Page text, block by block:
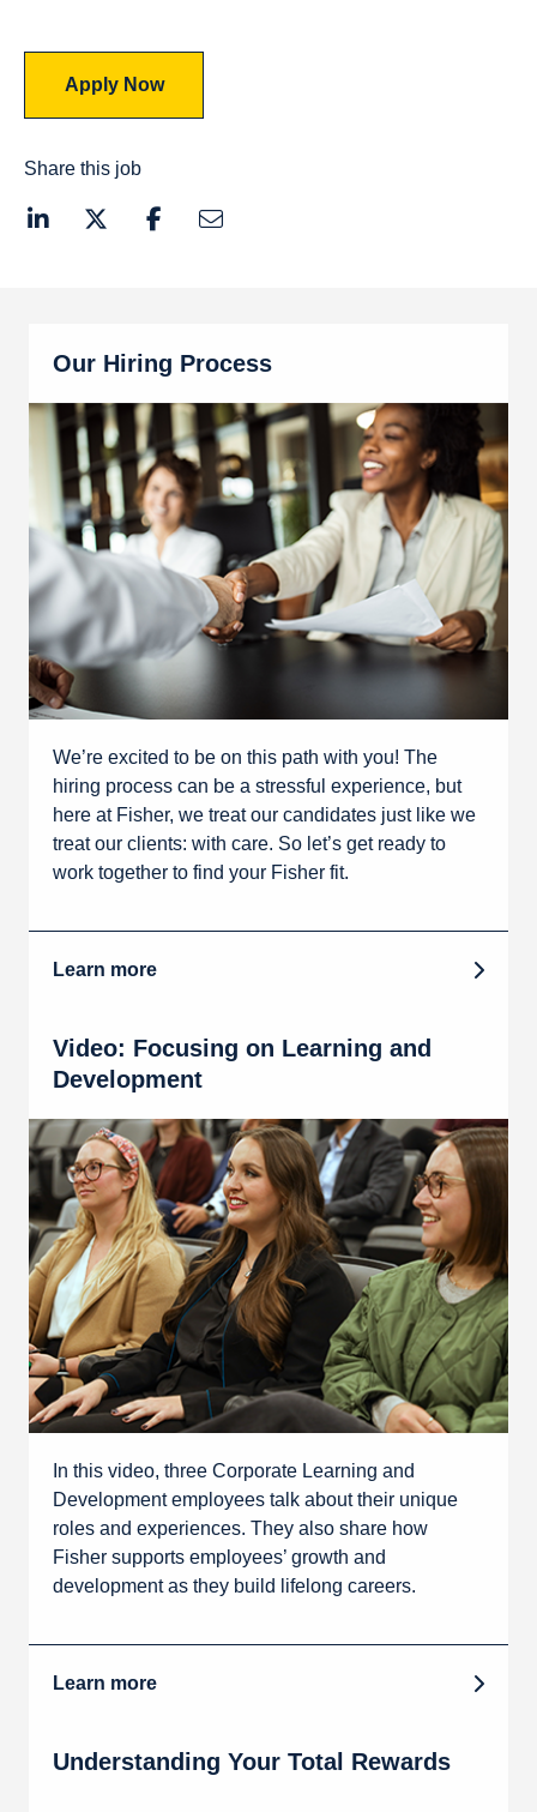
Apply Now
Share this job
Our Hiring Process
We’re excited to be on this path with you! The
hiring process can be a stressful experience, but
here at Fisher, we treat our candidates just like we
treat our clients: with care. So let’s get ready to
work together to find your Fisher fit.
Learn more
Video: Focusing on Learning and
Development
In this video, three Corporate Learning and
Development employees talk about their unique
roles and experiences. They also share how
Fisher supports employees’ growth and
development as they build lifelong careers.
Learn more
Understanding Your Total Rewards